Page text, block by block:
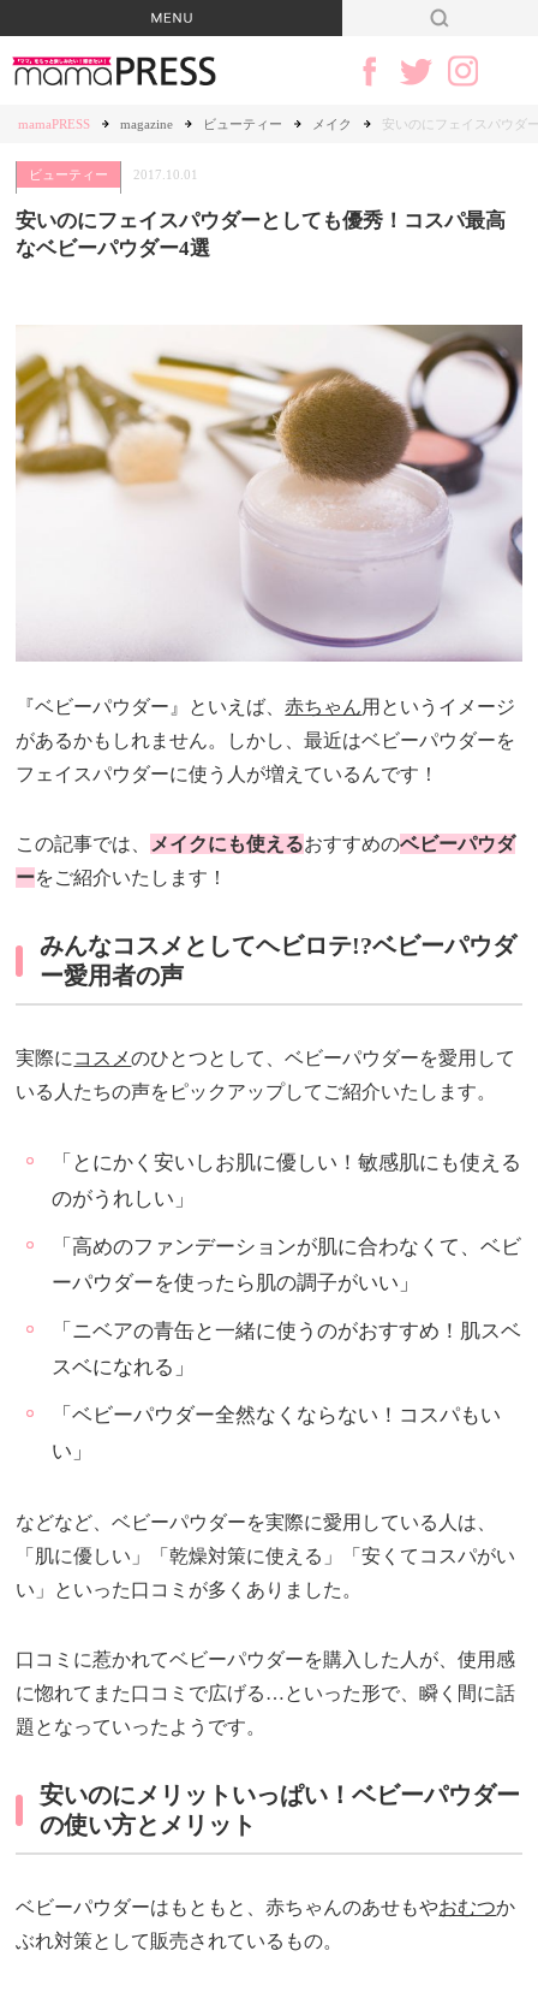
mamaPRESS magazine ビューティー メイク 安いのにフェイスパウダ
ビューティー 2017.10.01
安いのにフェイスパウダーとしても優秀！コスパ最高
なベビーパウダー4選
『ベビーパウダー』といえば、赤ちゃん用というイメージ
があるかもしれません。しかし、最近はベビーパウダーを
フェイスパウダーに使う人が増えているんです！
この記事では、 メイクにも使えるおすすめのベビーパウダ
ーをご紹介いたします！
みんなコスメとしてヘビロテ!?ベビーパウダ
ー愛用者の声
実際に コスメのひとつとして、ベビーパウダーを愛用して
いる人たちの声をピックアップしてご紹介いたします。
「とにかく安いしお肌に優しい！敏感肌にも使える
のがうれしい」
「高めのファンデーションが肌に合わなくて、ベビ
ーパウダーを使ったら肌の調子がいい」
「ニベアの青缶と一緒に使うのがおすすめ！肌スベ
スベになれる」
「ベビーパウダー全然なくならない！コスパもい
い」
などなど、ベビーパウダーを実際に愛用している人は、
「肌に優しい」「乾燥対策に使える」「安くてコスパがい
い」といった口コミが多くありました。
口コミに惹かれてベビーパウダーを購入した人が、使用感
に惚れてまた口コミで広げる…といった形で、瞬く間に話
題となっていったようです。
安いのにメリットいっぱい！ベビーパウダー
の使い方とメリット
ベビーパウダーはもともと、赤ちゃんのあせもやおむつか
ぶれ対策として販売されているもの。